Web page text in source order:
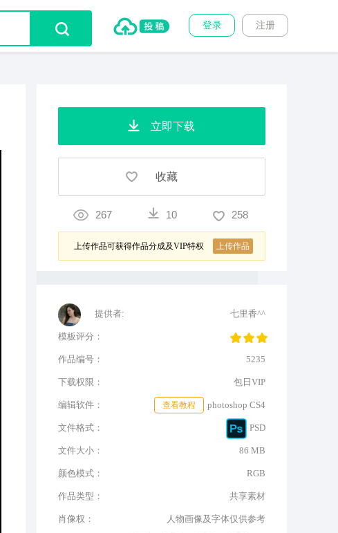
注册
登录
立即下载
收藏
267 10 258
上传作品可获得作品分成及VIP特权 上传作品
提供者: 七里香^^
模板评分：
作品编号： 5235
下载权限： 包日VIP
编辑软件： photoshop CS4
查看教程
文件格式： PSD
文件大小： 86 MB
颜色模式： RGB
作品类型： 共享素材
肖像权： 人物画像及字体仅供参考